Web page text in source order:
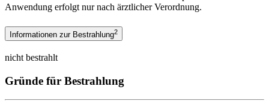
Anwendung erfolgt nur nach ärztlicher Verordnung.
Informationen zur Bestrahlung2
nicht bestrahlt
Gründe für Bestrahlung